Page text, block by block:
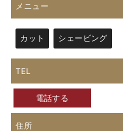
メニュー
カット シェービング
TEL
電話する
住所